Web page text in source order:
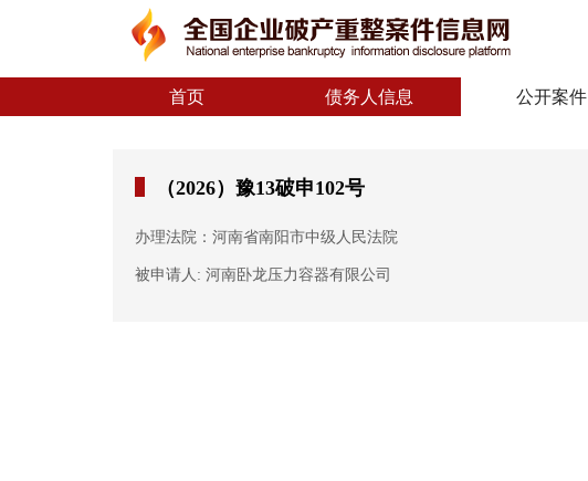
首页 债务人信息 公开案件
（2026）豫13破申102号
办理法院：河南省南阳市中级人民法院
被申请人: 河南卧龙压力容器有限公司